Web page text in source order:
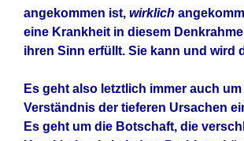
angekommen ist, wirklich
eine Krankheit in diesem
ihren Sinn erfüllt. Sie kann und wird
Es geht also letztlich immer auch
Verständnis der tieferen Ursachen
Es geht um die Botschaft, die